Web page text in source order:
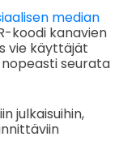
median
koodi kanavien
vie käyttäjät
nopeasti seurata
julkaisuihin,